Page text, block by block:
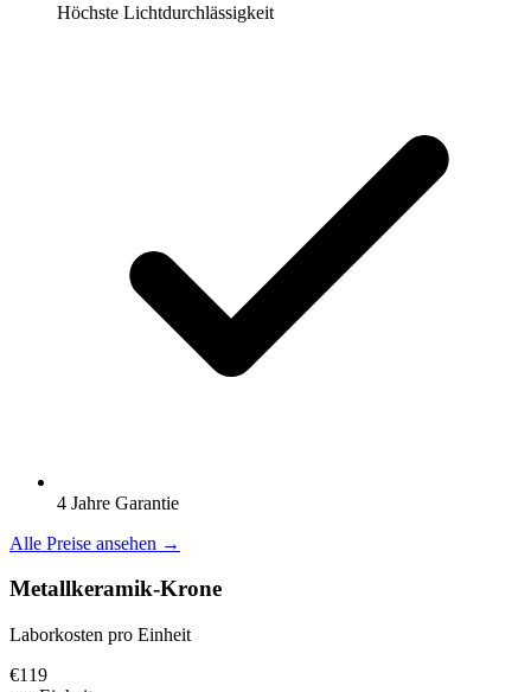
Höchste Lichtdurchlässigkeit
4 Jahre Garantie
Alle Preise ansehen →
Metallkeramik-Krone
Laborkosten pro Einheit
€119